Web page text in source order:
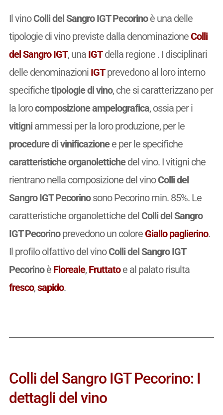
Il vinoColli del Sangro IGT Pecorinoè una delle
tipologie di vino previste dalla denominazioneColli
del Sangro IGT, una IGTdella regione . I disciplinari
delle denominazioni IGTprevedono al loro interno
specifichetipologie di vino, che si caratterizzano per
la lorocomposizione ampelografica, ossia per i
vitigniammessi per la loro produzione, per le
procedure di vinificazionee per le specifiche
caratteristiche organolettichedel vino. I vitigni che
rientrano nella composizione del vinoColli del
Sangro IGT Pecorinosono Pecorino min. 85%. Le
caratteristiche organolettiche delColli del Sangro
IGT Pecorinoprevedono un colore Giallo paglierino.
Il profilo olfattivo del vinoColli del Sangro IGT
Pecorinoè Floreale, Fruttatoe al palato risulta
fresco,sapido.
Colli del Sangro IGT Pecorino: I
dettagli del vino